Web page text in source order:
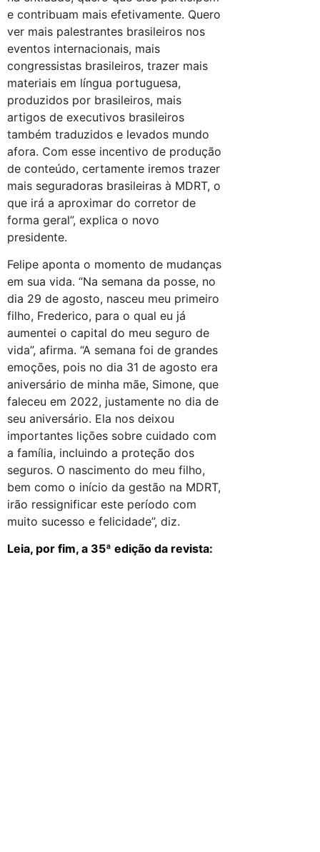
e contribuam mais efetivamente. Quero
ver mais palestrantes brasileiros nos
eventos internacionais, mais
congressistas brasileiros, trazer mais
materiais em língua portuguesa,
produzidos por brasileiros, mais
artigos de executivos brasileiros
também traduzidos e levados mundo
afora. Com esse incentivo de produção
de conteúdo, certamente iremos trazer
mais seguradoras brasileiras à MDRT, o
que irá a aproximar do corretor de
forma geral”, explica o novo
presidente.
Felipe aponta o momento de mudanças
em sua vida. “Na semana da posse, no
dia 29 de agosto, nasceu meu primeiro
filho, Frederico, para o qual eu já
aumentei o capital do meu seguro de
vida”, afirma. “A semana foi de grandes
emoções, pois no dia 31 de agosto era
aniversário de minha mãe, Simone, que
faleceu em 2022, justamente no dia de
seu aniversário. Ela nos deixou
importantes lições sobre cuidado com
a família, incluindo a proteção dos
seguros. O nascimento do meu filho,
bem como o início da gestão na MDRT,
irão ressignificar este período com
muito sucesso e felicidade”, diz.
Leia, por fim, a 35ª edição da revista: